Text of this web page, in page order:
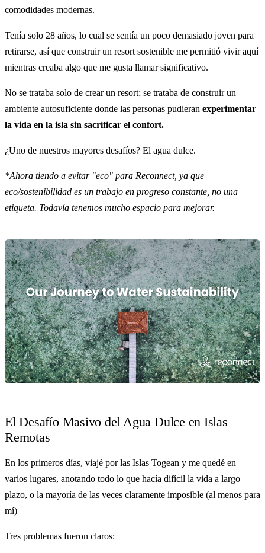
comodidades modernas.
Tenía solo 28 años, lo cual se sentía un poco demasiado joven para
retirarse, así que construir un resort sostenible me permitió vivir aquí
mientras creaba algo que me gusta llamar significativo.
No se trataba solo de crear un resort; se trataba de construir un
ambiente autosuficiente donde las personas pudieran experimentar
la vida en la isla sin sacrificar el confort.
¿Uno de nuestros mayores desafíos? El agua dulce.
*Ahora tiendo a evitar "eco" para Reconnect, ya que
eco/sostenibilidad es un trabajo en progreso constante, no una
etiqueta. Todavía tenemos mucho espacio para mejorar.
El Desafío Masivo del Agua Dulce en Islas
Remotas
En los primeros días, viajé por las Islas Togean y me quedé en
varios lugares, anotando todo lo que hacía difícil la vida a largo
plazo, o la mayoría de las veces claramente imposible (al menos para
mí)
Tres problemas fueron claros: